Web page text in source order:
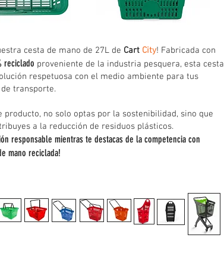
cesta de mano de 27L de Cart City! Fabricada con
reciclado proveniente de la industria pesquera, esta cesta
respetuosa con el medio ambiente para tus
transporte.
producto, no solo optas por la sostenibilidad, sino que
a la reducción de residuos plásticos.
responsable mientras te destacas de la competencia con
mano reciclada!